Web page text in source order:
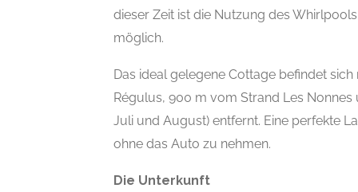
dieser Zeit ist die Nutzung des
möglich.
Das ideal gelegene Cottage befindet
Régulus, 900 m vom Strand Les
Juli und August) entfernt. Eine perfekte
ohne das Auto zu nehmen.
Die Unterkunft